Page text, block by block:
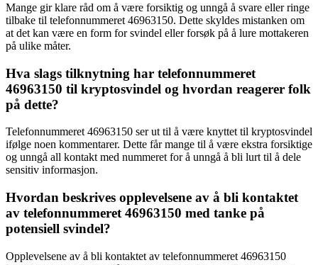
Mange gir klare råd om å være forsiktig og unngå å svare eller ringe
tilbake til telefonnummeret 46963150. Dette skyldes mistanken om
at det kan være en form for svindel eller forsøk på å lure mottakeren
på ulike måter.
Hva slags tilknytning har telefonnummeret
46963150 til kryptosvindel og hvordan reagerer folk
på dette?
Telefonnummeret 46963150 ser ut til å være knyttet til kryptosvindel
ifølge noen kommentarer. Dette får mange til å være ekstra forsiktige
og unngå all kontakt med nummeret for å unngå å bli lurt til å dele
sensitiv informasjon.
Hvordan beskrives opplevelsene av å bli kontaktet
av telefonnummeret 46963150 med tanke på
potensiell svindel?
Opplevelsene av å bli kontaktet av telefonnummeret 46963150